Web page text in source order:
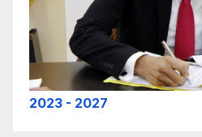
2023 - 2027